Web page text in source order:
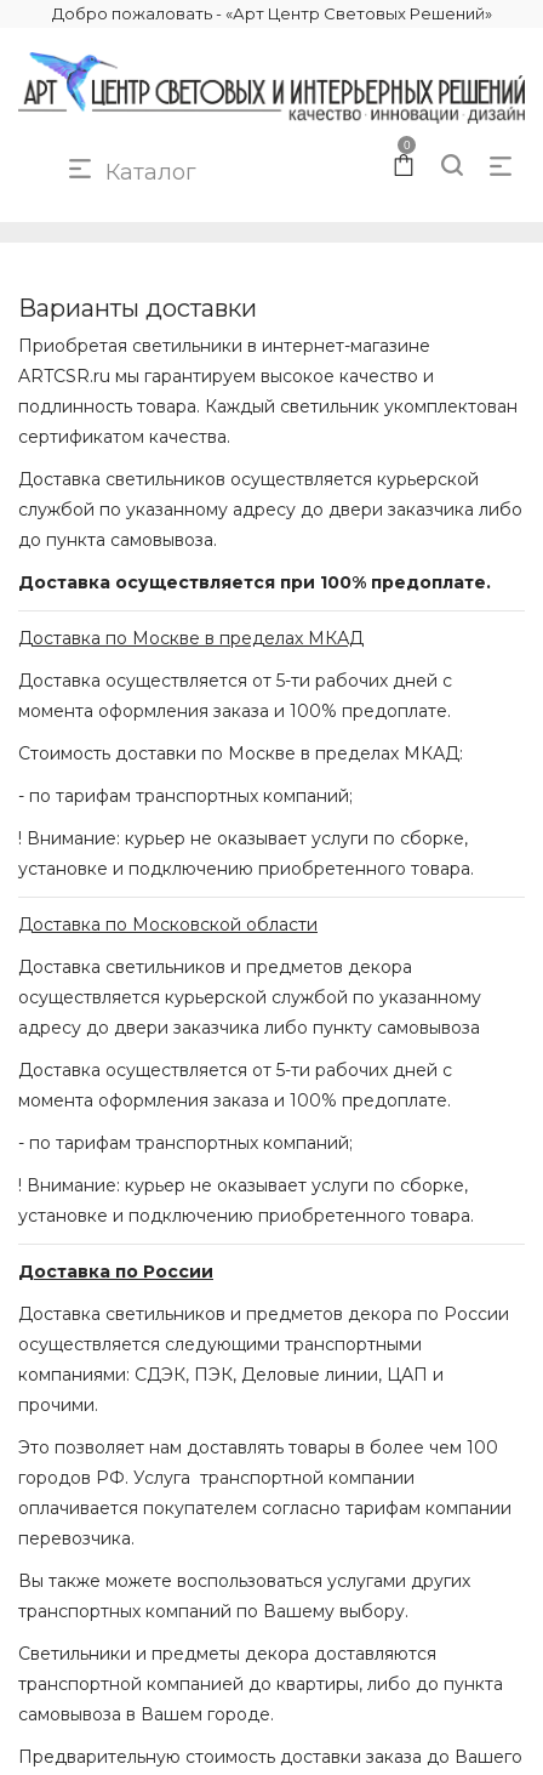
Добро пожаловать - «Арт Центр Световых Решений»
Каталог
0
Варианты доставки
Приобретая светильники в интернет-магазине
ARTCSR.ru мы гарантируем высокое качество и
подлинность товара. Каждый светильник укомплектован
сертификатом качества.
Доставка светильников осуществляется курьерской
службой по указанному адресу до двери заказчика либо
до пункта самовывоза.
Доставка осуществляется при 100% предоплате.
Доставка по Москве в пределах МКАД
Доставка осуществляется от 5-ти рабочих дней с
момента оформления заказа и 100% предоплате.
Стоимость доставки по Москве в пределах МКАД:
- по тарифам транспортных компаний;
! Внимание: курьер не оказывает услуги по сборке,
установке и подключению приобретенного товара.
Доставка по Московской области
Доставка светильников и предметов декора
осуществляется курьерской службой по указанному
адресу до двери заказчика либо пункту самовывоза
Доставка осуществляется от 5-ти рабочих дней с
момента оформления заказа и 100% предоплате.
- по тарифам транспортных компаний;
! Внимание: курьер не оказывает услуги по сборке,
установке и подключению приобретенного товара.
Доставка по России
Доставка светильников и предметов декора по России
осуществляется следующими транспортными
компаниями: СДЭК, ПЭК, Деловые линии, ЦАП и
прочими.
Это позволяет нам доставлять товары в более чем 100
городов РФ. Услуга транспортной компании
оплачивается покупателем согласно тарифам компании
перевозчика.
Вы также можете воспользоваться услугами других
транспортных компаний по Вашему выбору.
Светильники и предметы декора доставляются
транспортной компанией до квартиры, либо до пункта
самовывоза в Вашем городе.
Предварительную стоимость доставки заказа до Вашего